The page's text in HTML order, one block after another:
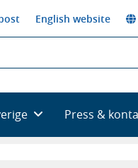
English website
Press &